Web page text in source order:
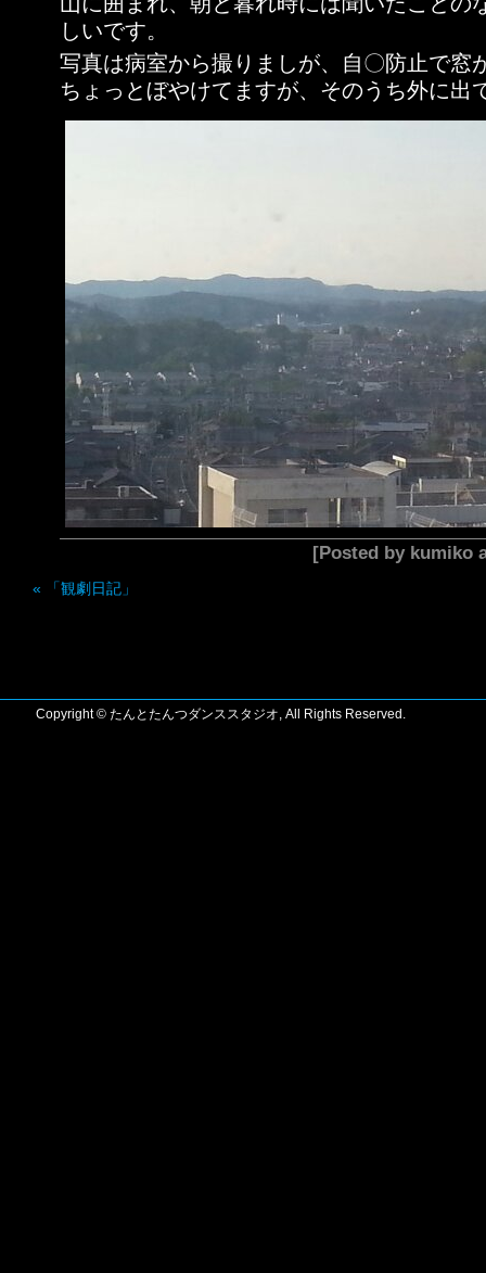
しいです。
写真は病室から撮りましが、自〇防止で窓
ちょっとぼやけてますが、そのうち外に出
[Posted by kumiko
« 「観劇日記」
Copyright © たんとたんつダンススタジオ, All Rights Reserved.